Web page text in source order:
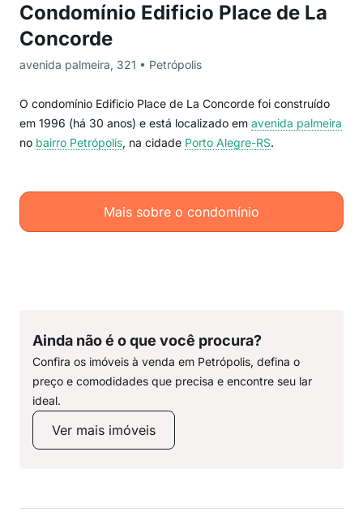
Condomínio Edificio Place de La
Concorde
avenida palmeira, 321 • Petrópolis
O condomínio Edificio Place de La Concorde foi construído
em 1996 (há 30 anos) e está localizado em avenida palmeira
no bairro Petrópolis, na cidade Porto Alegre-RS.
Mais sobre o condomínio
Ainda não é o que você procura?
Confira os imóveis à venda em Petrópolis, defina o
preço e comodidades que precisa e encontre seu lar
ideal.
Ver mais imóveis